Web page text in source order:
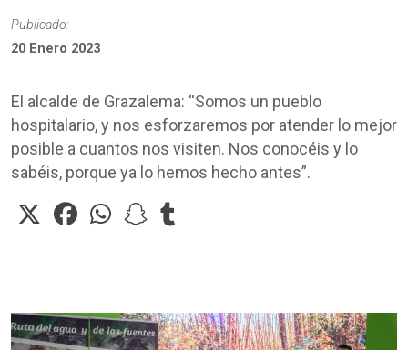
Publicado:
20 Enero 2023
El alcalde de Grazalema: “Somos un pueblo
hospitalario, y nos esforzaremos por atender lo mejor
posible a cuantos nos visiten. Nos conocéis y lo
sabéis, porque ya lo hemos hecho antes”.